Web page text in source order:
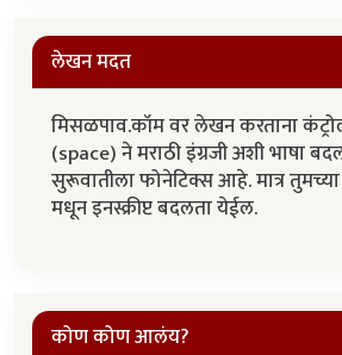
लेखन मदत
मिसळपाव.कॉम वर लेखन करताना
(space) ने मराठी इंग्रजी अशी भाषा
सुरूवातीला फोनेटिक्स आहे. मात्र
मधून इनस्क्रीप्ट बदलता येईल.
कोण कोण आलंय?